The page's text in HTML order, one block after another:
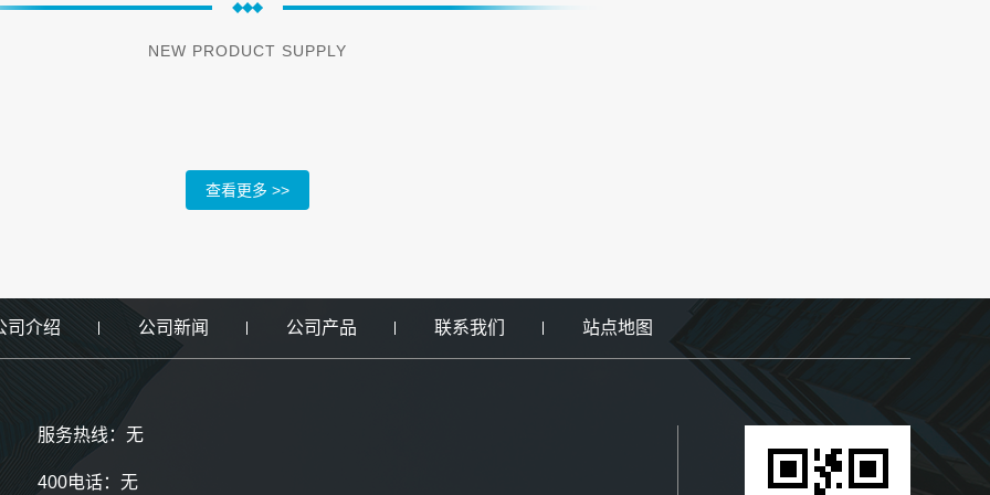
NEW PRODUCT SUPPLY
查看更多 >>
司介绍 公司新闻 公司产品 联系我们 站点地图
服务热线：无
400电话：无